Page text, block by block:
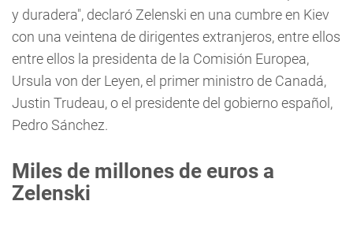
y duradera", declaró Zelenski en una cumbre en Kiev
con una veintena de dirigentes extranjeros, entre ellos
entre ellos la presidenta de la Comisión Europea,
Ursula von der Leyen, el primer ministro de Canadá,
Justin Trudeau, o el presidente del gobierno español,
Pedro Sánchez.
Miles de millones de euros a
Zelenski